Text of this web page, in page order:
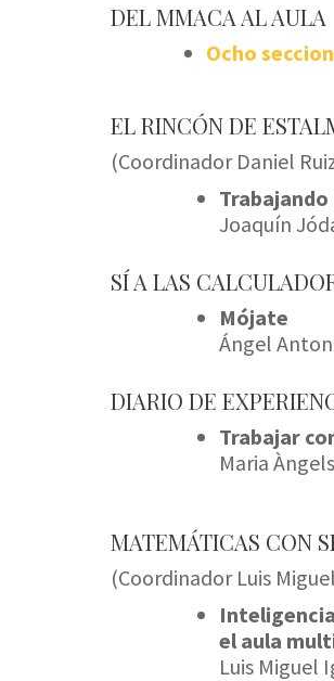
DEL MMACA AL AULA
Ocho
EL RINCÓN DE
(Coordinador Daniel
Joaquín
SÍ A LAS
Mójate
Ángel
DIARIO DE
Trabajar
Maria
MATEMÁTICAS CON
(Coordinador Luis
el aula
Luis Miguel